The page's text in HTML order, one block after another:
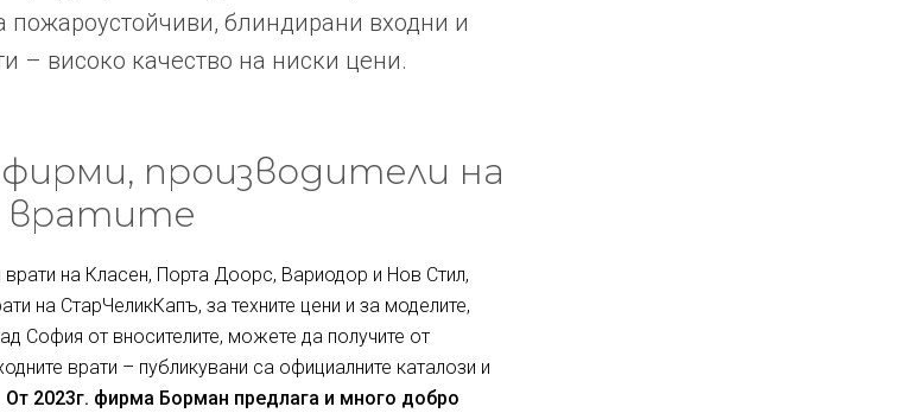
пожароустойчиви, блиндирани входни и
– високо качество на ниски цени.
производители на
вратите
на Класен, Порта Доорс, Вариодор и Нов Стил,
на СтарЧеликКапъ, за техните цени и за моделите,
София от вносителите, можете да получите от
врати – публикувани са официалните каталози и
От 2023г. фирма Борман предлага и много добро